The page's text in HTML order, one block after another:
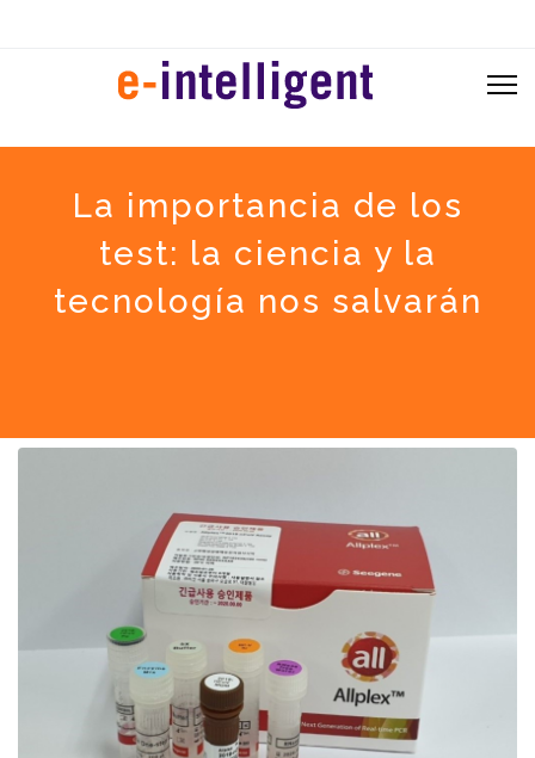
La importancia de los
test: la ciencia y la
tecnología nos salvarán